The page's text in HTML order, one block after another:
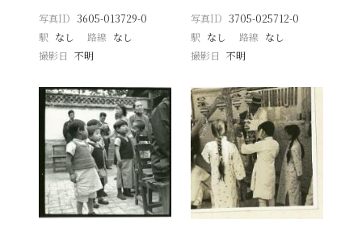
写真ID 3605-013729-0
駅 なし 路線 なし
撮影日
不明
写真ID 3705-025712-0
駅 なし 路線 なし
撮影日 不明